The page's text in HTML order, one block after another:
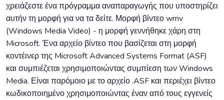
χρειάζεστε ένα πρόγραμμα αναπαραγωγής που υποστηρίζει
αυτήν τη μορφή για να τα δείτε. Μορφή βίντεο wmv
(Windows Media Video) - η μορφή γεννήθηκε χάρη στη
Microsoft. Ένα αρχείο βίντεο που βασίζεται στη μορφή
κοντέινερ της Microsoft Advanced Systems Format (ASF)
και συμπιέζεται χρησιμοποιώντας συμπίεση των Windows
Media. Είναι παρόμοιο με το αρχείο .ASF και περιέχει βίντεο
κωδικοποιημένο χρησιμοποιώντας έναν από τους εγγενείς